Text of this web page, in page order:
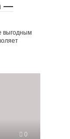
—
выгодным
0